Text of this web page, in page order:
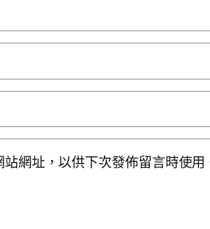
網址，以供下次發佈留言時使用